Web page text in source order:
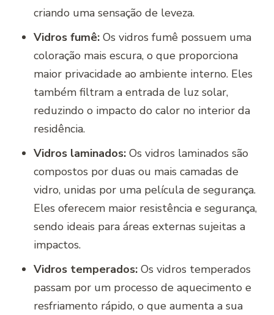
criando uma sensação de leveza.
Vidros fumê: Os vidros fumê possuem uma
coloração mais escura, o que proporciona
maior privacidade ao ambiente interno. Eles
também filtram a entrada de luz solar,
reduzindo o impacto do calor no interior da
residência.
Vidros laminados: Os vidros laminados são
compostos por duas ou mais camadas de
vidro, unidas por uma película de segurança.
Eles oferecem maior resistência e segurança,
sendo ideais para áreas externas sujeitas a
impactos.
Vidros temperados: Os vidros temperados
passam por um processo de aquecimento e
resfriamento rápido, o que aumenta a sua